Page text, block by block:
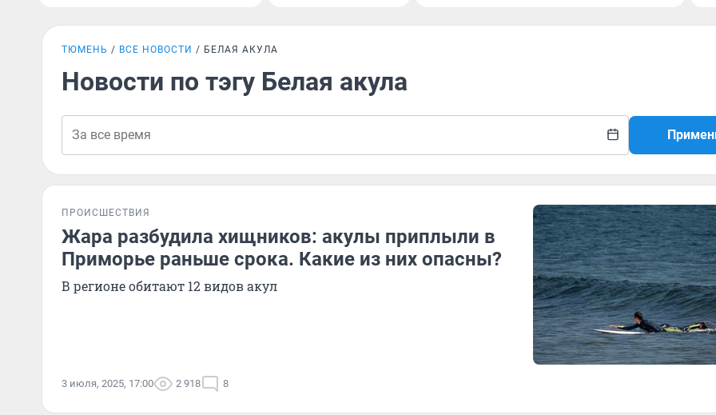
ТЮМЕНЬ ВСЕ НОВОСТИ БЕЛАЯ АКУЛА
Новости по тэгу Белая акула
ПРОИСШЕСТВИЯ
Жара разбудила хищников: акулы приплыли в
Приморье раньше срока. Какие из них опасны?
В регионе обитают 12 видов акул
3 июля, 2025, 17:00 2 918 8